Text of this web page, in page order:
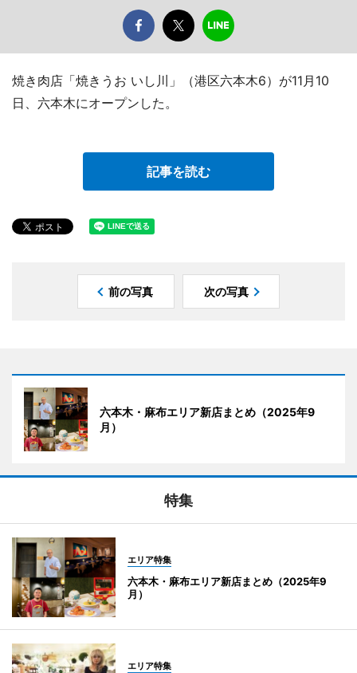
焼き肉店「焼きうお いし川」（港区六本木6）が11月10
日、六本木にオープンした。
記事を読む
前の写真 次の写真
六本木・麻布エリア新店まとめ（2025年9
月）
特集
エリア特集
六本木・麻布エリア新店まとめ（2025年9
月）
エリア特集